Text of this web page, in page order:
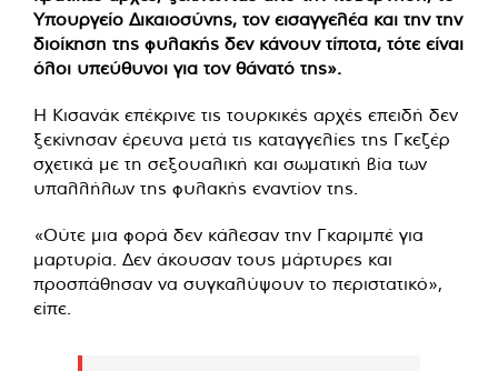
Υπουργείο Δικαιοσύνης, τον εισαγγελέα και την την
διοίκηση της φυλακής δεν κάνουν τίποτα, τότε είναι
όλοι υπεύθυνοι για τον θάνατό της».
Η Κισανάκ επέκρινε τις τουρκικές αρχές επειδή δεν
ξεκίνησαν έρευνα μετά τις καταγγελίες της Γκεζέρ
σχετικά με τη σεξουαλική και σωματική βία των
υπαλλήλων της φυλακής εναντίον της.
«Ούτε μια φορά δεν κάλεσαν την Γκαριμπέ για
μαρτυρία. Δεν άκουσαν τους μάρτυρες και
προσπάθησαν να συγκαλύψουν το περιστατικό»,
είπε.